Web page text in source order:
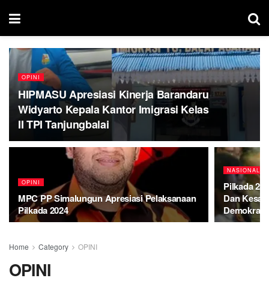
OPINI
HIPMASU Apresiasi Kinerja Barandaru
Widyarto Kepala Kantor Imigrasi Kelas
II TPI Tanjungbalai
OPINI
MPC PP Simalungun Apresiasi Pelaksanaan
Pilkada 2024
NASIONAL
Pilkada
Dan
Demokrasi
Home Category OPINI
OPINI